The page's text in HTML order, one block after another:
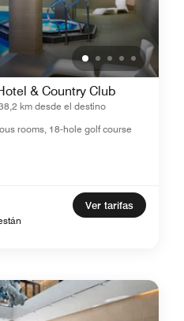
& Country Club
km desde el destino
rooms, 18-hole golf course
Ver tarifas